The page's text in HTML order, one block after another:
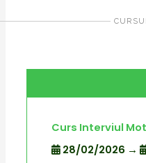
Curs Interviul
28/02/2026 →